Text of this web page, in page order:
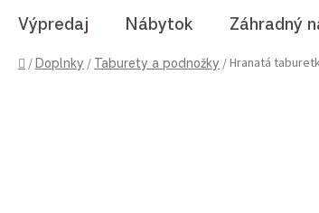
Výpredaj Nábytok Záhradný
Domov
/Doplnky / Taburety a podnožky /Hranatá